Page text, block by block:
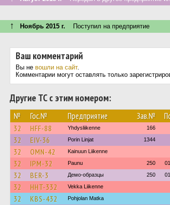
↑ Ноябрь 2015 г. Поступил на предприятие
Ваш комментарий
Вы не вошли на сайт.
Комментарии могут оставлять только
Другие ТС с этим номером:
№ Гос.№ Предприятие Зав.№
32 HFF-88 Yhdysliikenne 166
32 EIV-36 Porin Linjat 1344
32 OMN-42 Kainuun Liikenne
32 IPM-32 Paunu 250
32 BER-3 Демо-образцы 250
32 HHT-332 Vekka Liikenne
32 KBS-432 Pohjolan Matka